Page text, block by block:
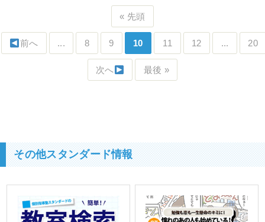
« 先頭
前へ ... 8 9 10 11 12 ... 20
次へ 最後 »
その他スタンダード情報